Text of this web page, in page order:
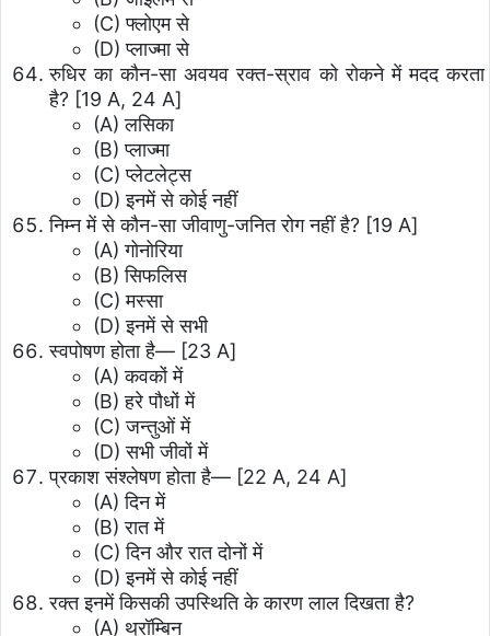
(C) फ्लोएम से
(D) प्लाज्मा से
रुधिर का कौन-सा अवयव रक्त-स्राव को रोकने में मदद करता
है? [19 A, 24 A]
(A) लसिका
(B) प्लाज्मा
(C) प्लेटलेट्स
(D) इनमें से कोई नहीं
निम्न में से कौन-सा जीवाणु-जनित रोग नहीं है? [19 A]
(A) गोनोरिया
(B) सिफलिस
(C) मस्सा
(D) इनमें से सभी
स्वपोषण होता है— [23 A]
(A) कवकों में
(B) हरे पौधों में
(C) जन्तुओं में
(D) सभी जीवों में
प्रकाश संश्लेषण होता है— [22 A, 24 A]
(A) दिन में
(B) रात में
(C) दिन और रात दोनों में
(D) इनमें से कोई नहीं
रक्त इनमें किसकी उपस्थिति के कारण लाल दिखता है?
(A) थ्रॉम्बिन